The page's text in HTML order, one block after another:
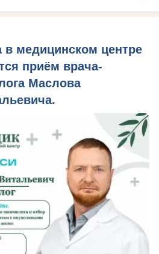
в медицинском центре
приём врача-
Маслова